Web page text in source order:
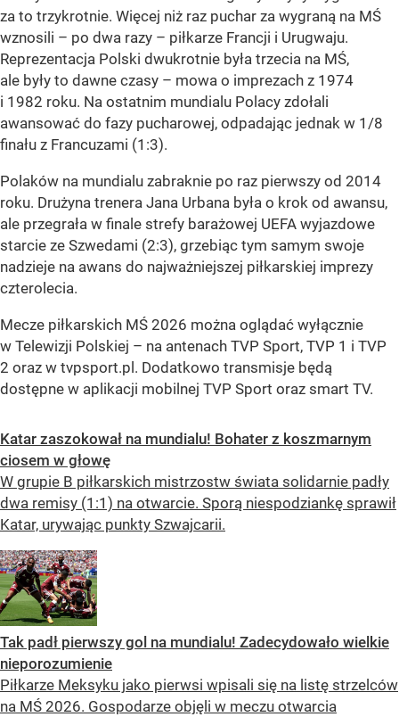
za to trzykrotnie. Więcej niż raz puchar za wygraną na MŚ
wznosili – po dwa razy – piłkarze Francji i Urugwaju.
Reprezentacja Polski dwukrotnie była trzecia na MŚ,
ale były to dawne czasy – mowa o imprezach z 1974
i 1982 roku. Na ostatnim mundialu Polacy zdołali
awansować do fazy pucharowej, odpadając jednak w 1/8
finału z Francuzami (1:3).
Polaków na mundialu zabraknie po raz pierwszy od 2014
roku. Drużyna trenera Jana Urbana była o krok od awansu,
ale przegrała w finale strefy barażowej UEFA wyjazdowe
starcie ze Szwedami (2:3), grzebiąc tym samym swoje
nadzieje na awans do najważniejszej piłkarskiej imprezy
czterolecia.
Mecze piłkarskich MŚ 2026 można oglądać wyłącznie
w Telewizji Polskiej – na antenach TVP Sport, TVP 1 i TVP
2 oraz w tvpsport.pl. Dodatkowo transmisje będą
dostępne w aplikacji mobilnej TVP Sport oraz smart TV.
Katar zaszokował na mundialu! Bohater z koszmarnym
ciosem w głowę
W grupie B piłkarskich mistrzostw świata solidarnie padły
dwa remisy (1:1) na otwarcie. Sporą niespodziankę sprawił
Katar, urywając punkty Szwajcarii.
Tak padł pierwszy gol na mundialu! Zadecydowało wielkie
nieporozumienie
Piłkarze Meksyku jako pierwsi wpisali się na listę strzelców
na MŚ 2026. Gospodarze objęli w meczu otwarcia